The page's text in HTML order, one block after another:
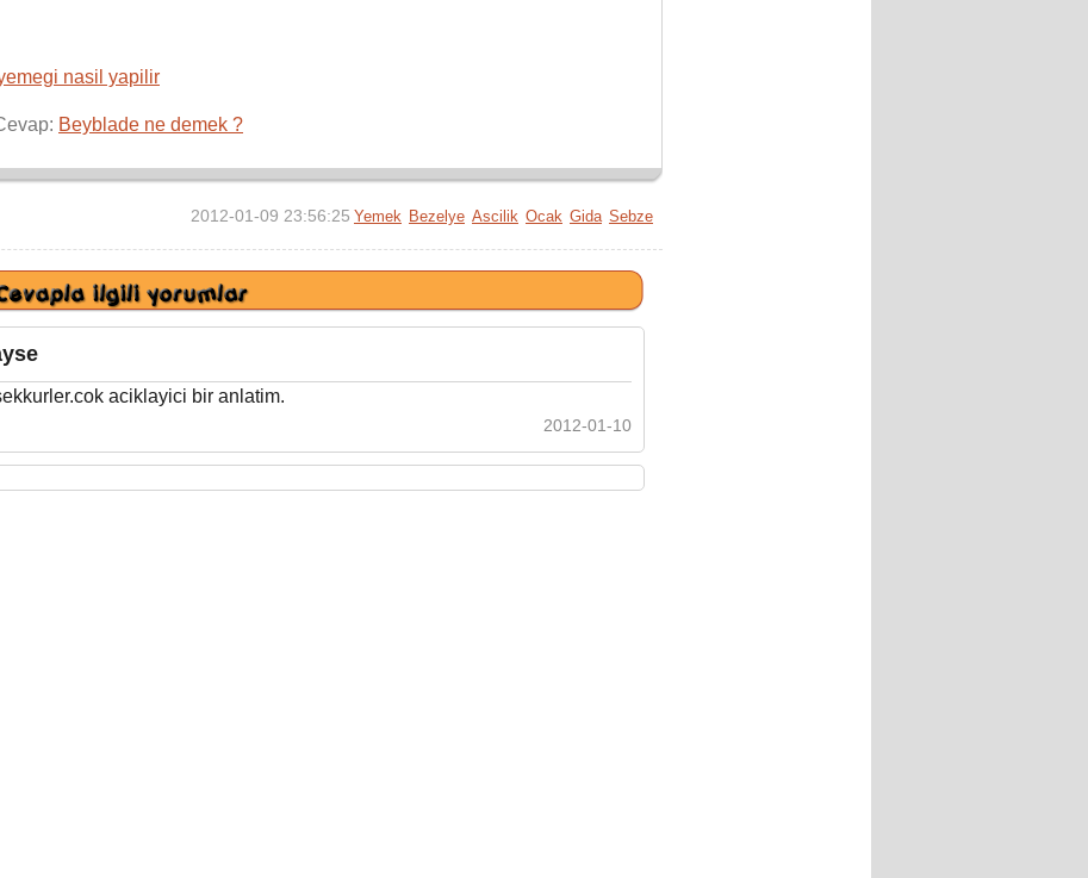
nasil yapilir
Beyblade ne demek ?
2012-01-09 23:56:25 Yemek Bezelye Ascilik Ocak Gida Sebze
aciklayici bir anlatim.
2012-01-10